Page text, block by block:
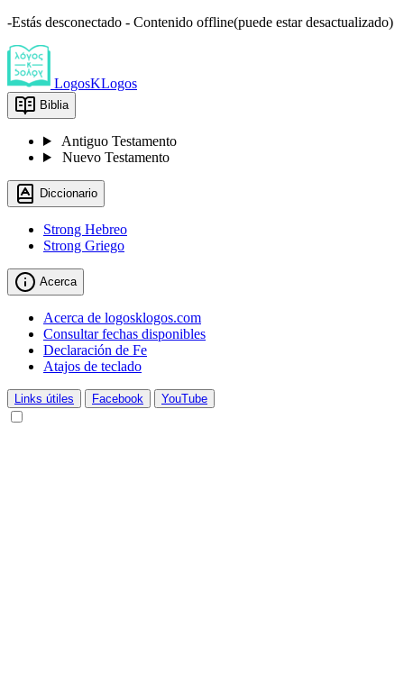
-Estás desconectado - Contenido offline(puede estar desactualizado)
LogosKLogos
Biblia
Antiguo Testamento
Nuevo Testamento
Diccionario
Strong Hebreo
Strong Griego
Acerca
Acerca de logosklogos.com
Consultar fechas disponibles
Declaración de Fe
Atajos de teclado
Links útiles Facebook YouTube